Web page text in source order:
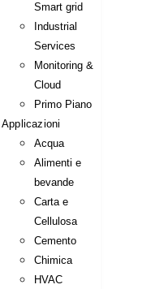
Smart grid
Industrial
Services
Monitoring &
Cloud
Primo Piano
Applicazioni
Acqua
Alimenti e
bevande
Carta e
Cellulosa
Cemento
Chimica
HVAC